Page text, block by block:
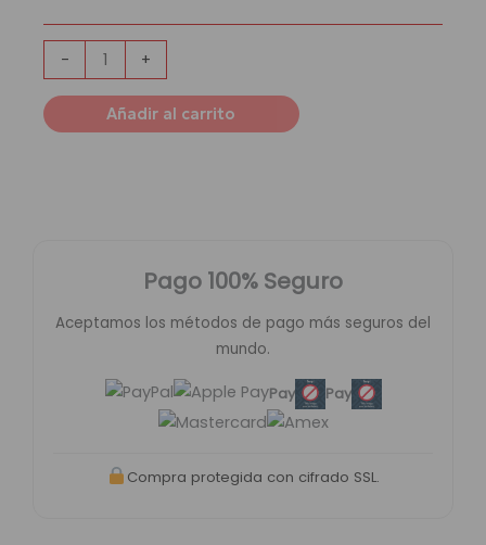
-
Away
cantidad
+
Añadir al carrito
Pago 100% Seguro
Aceptamos los métodos de pago más seguros del
mundo.
Pay Pay
Compra protegida con cifrado SSL.